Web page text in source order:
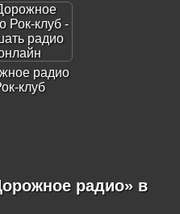
радио
клуб
радио» в